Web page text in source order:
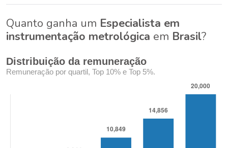
Quanto ganha um Especialista em
instrumentação metrológica em Brasil?
Distribuição da remuneração
Remuneração por quartil, Top 10% e Top 5%.